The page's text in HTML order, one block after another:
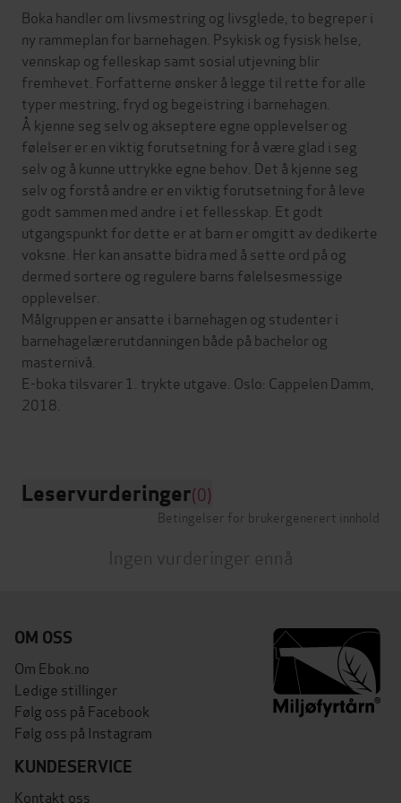
Boka handler om livsmestring og livsglede, to begreper i
ny rammeplan for barnehagen. Psykisk og fysisk helse,
vennskap og felleskap samt sosial utjevning blir
fremhevet. Forfatterne ønsker å legge til rette for alle
typer mestring, fryd og begeistring i barnehagen.
Å kjenne seg selv og akseptere egne opplevelser og
følelser er en viktig forutsetning for å være glad i seg
selv og å kunne uttrykke egne behov. Det å kjenne seg
selv og forstå andre er en viktig forutsetning for å leve
godt sammen med andre i et fellesskap. Et godt
utgangspunkt for dette er at barn er omgitt av dedikerte
voksne. Her kan ansatte bidra med å sette ord på og
dermed sortere og regulere barns følelsesmessige
opplevelser.
Målgruppen er ansatte i barnehagen og studenter i
barnehagelærerutdanningen både på bachelor og
masternivå.
E-boka tilsvarer 1. trykte utgave. Oslo: Cappelen Damm,
2018.
Leservurderinger(0)
Betingelser for brukergenerert innhold
Ingen vurderinger ennå
OM OSS
Om Ebok.no
Ledige stillinger
Følg oss på Facebook
Følg oss på Instagram
KUNDESERVICE
Kontakt oss